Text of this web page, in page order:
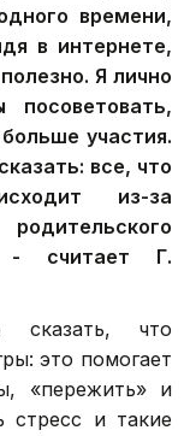
времени,
в интернете,
Я лично
участия.
все, что
из-за
- считает Г.
сказать, что
это помогает
«пережить» и
стресс и такие